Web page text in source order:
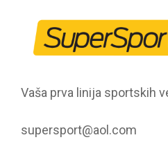
Vaša prva linija sportskih
supersport@aol.com